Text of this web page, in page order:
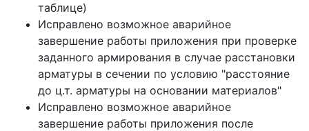
таблице)
Исправлено возможное аварийное
завершение работы приложения при проверке
заданного армирования в случае расстановки
арматуры в сечении по условию "расстояние
до ц.т. арматуры на основании материалов"
Исправлено возможное аварийное
завершение работы приложения после